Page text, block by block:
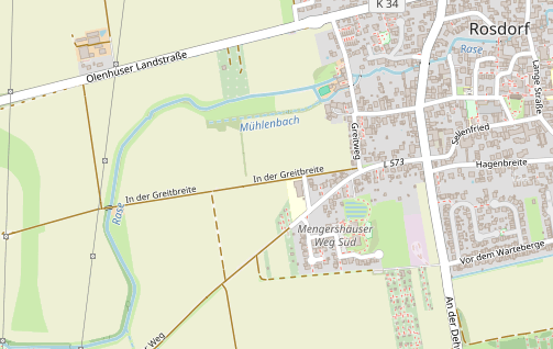
Tiefenbrunn,
Volkerode,
Wetenborn